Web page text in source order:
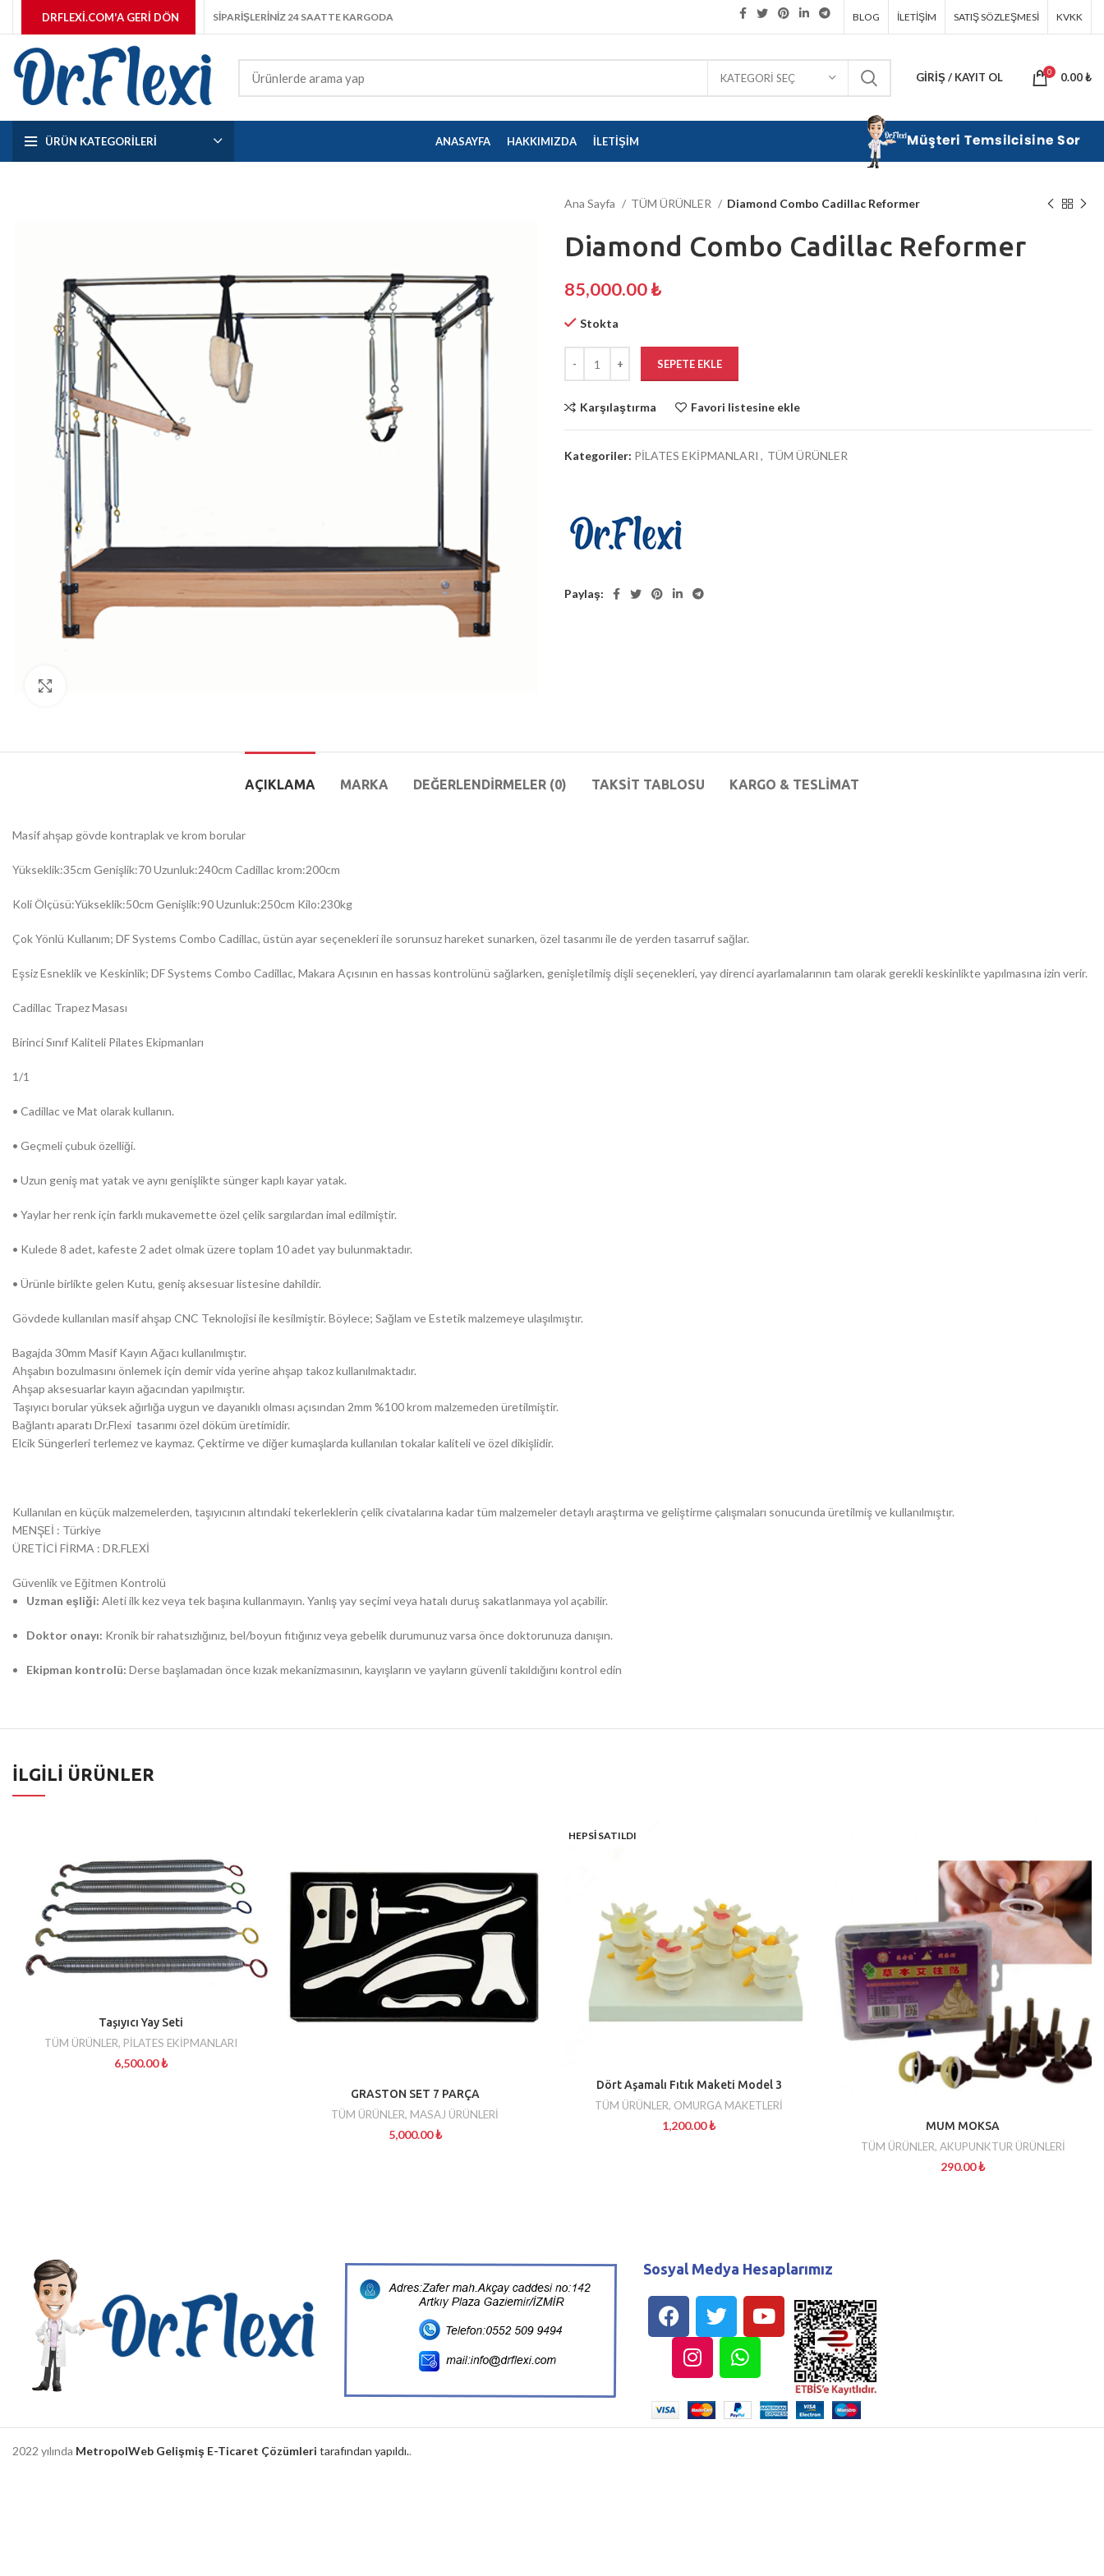
DRFLEXI.COM'A GERI DÖN SİPARİŞLERİNİZ 24 SAATTE KARGODA BLOG İLETIŞIM SATIŞ SÖZLEŞMESI KVKK
KATEGORI SEÇ GIRIŞ / KAYIT OL 0 0.00₺
ÜRÜN KATEGORILERI ANASAYFA HAKKIMIZDA İLETIŞIM
Ana Sayfa TÜM ÜRÜNLER Diamond Combo Cadillac Reformer
Diamond Combo Cadillac Reformer
85,000.00₺
Stokta
SEPETE EKLE
Karşılaştırma Favori listesine ekle
Kategoriler: PİLATES EKİPMANLARI , TÜM ÜRÜNLER
Paylaş
AÇIKLAMA MARKA DEĞERLENDIRMELER (0) TAKSIT TABLOSU KARGO & TESLIMAT
Masif ahşap gövde kontraplak ve krom borular
Yükseklik:35cm Genişlik:70 Uzunluk:240cm Cadillac krom:200cm
Koli Ölçüsü:Yükseklik:50cm Genişlik:90 Uzunluk:250cm Kilo:230kg
Çok Yönlü Kullanım; DF Systems Combo Cadillac, üstün ayar seçenekleri ile sorunsuz hareket sunarken, özel tasarımı ile de yerden tasarruf sağlar.
Eşsiz Esneklik ve Keskinlik; DF Systems Combo Cadillac, Makara Açısının en hassas kontrolünü sağlarken, genişletilmiş dişli seçenekleri, yay direnci ayarlamalarının tam olarak gerekli keskinlikte yapılmasına izin verir.
Cadillac Trapez Masası
Birinci Sınıf Kaliteli Pilates Ekipmanları
1/1
• Cadillac ve Mat olarak kullanın.
• Geçmeli çubuk özelliği.
• Uzun geniş mat yatak ve aynı genişlikte sünger kaplı kayar yatak.
• Yaylar her renk için farklı mukavemette özel çelik sargılardan imal edilmiştir.
• Kulede 8 adet, kafeste 2 adet olmak üzere toplam 10 adet yay bulunmaktadır.
• Ürünle birlikte gelen Kutu, geniş aksesuar listesine dahildir.
Gövdede kullanılan masif ahşap CNC Teknolojisi ile kesilmiştir. Böylece; Sağlam ve Estetik malzemeye ulaşılmıştır.
Bagajda 30mm Masif Kayın Ağacı kullanılmıştır.
Ahşabın bozulmasını önlemek için demir vida yerine ahşap takoz kullanılmaktadır.
Ahşap aksesuarlar kayın ağacından yapılmıştır.
Taşıyıcı borular yüksek ağırlığa uygun ve dayanıklı olması açısından 2mm %100 krom malzemeden üretilmiştir.
Bağlantı aparatı Dr.Flexi tasarımı özel döküm üretimidir.
Elcik Süngerleri terlemez ve kaymaz. Çektirme ve diğer kumaşlarda kullanılan tokalar kaliteli ve özel dikişlidir.
Kullanılan en küçük malzemelerden, taşıyıcının altındaki tekerleklerin çelik civatalarına kadar tüm malzemeler detaylı araştırma ve geliştirme çalışmaları sonucunda üretilmiş ve kullanılmıştır.
MENŞEİ : Türkiye
ÜRETİCİ FİRMA : DR.FLEXİ
Güvenlik ve Eğitmen Kontrolü
Uzman eşliği: Aleti ilk kez veya tek başına kullanmayın. Yanlış yay seçimi veya hatalı duruş sakatlanmaya yol açabilir.
Doktor onayı: Kronik bir rahatsızlığınız, bel/boyun fıtığınız veya gebelik durumunuz varsa önce doktorunuza danışın.
Ekipman kontrolü: Derse başlamadan önce kızak mekanizmasının, kayışların ve yayların güvenli takıldığını kontrol edin
İLGILI ÜRÜNLER
Taşıyıcı Yay Seti
TÜM ÜRÜNLER, PİLATES EKİPMANLARI
6,500.00₺
GRASTON SET 7 PARÇA
TÜM ÜRÜNLER, MASAJ ÜRÜNLERİ
5,000.00₺
HEPSI SATILDI
Dört Aşamalı Fıtık Maketi Model 3
TÜM ÜRÜNLER, OMURGA MAKETLERİ
1,200.00₺
MUM MOKSA
TÜM ÜRÜNLER, AKUPUNKTUR ÜRÜNLERİ
290.00₺
Sosyal Medya Hesaplarımız
2022 yılında MetropolWeb Gelişmiş E-Ticaret Çözümleri tarafından yapıldı..